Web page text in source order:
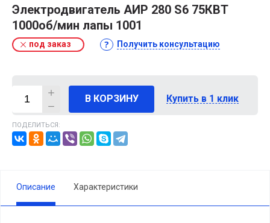
Электродвигатель АИР 280 S6 75КВТ
1000об/мин лапы 1001
под заказ Получить консультацию
В КОРЗИНУ Купить в 1 клик
ПОДЕЛИТЬСЯ:
Описание Характеристики